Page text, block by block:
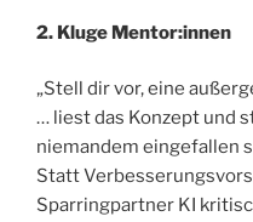
2. Kluge Mentor:innen
„Stell dir vor, eine
… liest das Konzept und
niemandem eingefallen
Statt
Sparringpartner KI